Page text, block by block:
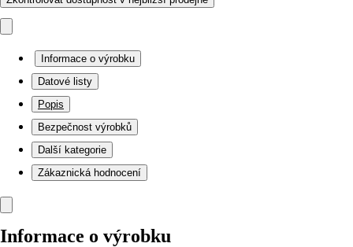
Informace o výrobku
Datové listy
Popis
Bezpečnost výrobků
Další kategorie
Zákaznická hodnocení
Informace o výrobku